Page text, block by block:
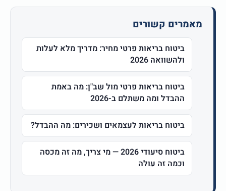
מאמרים קשורים
ביטוח בריאות פרטי מחיר: מדריך מלא לעלות
ולהשוואה 2026
ביטוח בריאות פרטי מול שב"ן: מה באמת
ההבדל ומה משתלם ב-2026
ביטוח בריאות לעצמאים ושכירים: מה ההבדל?
ביטוח סיעודי 2026 — מי צריך, מה זה מכסה
וכמה זה עולה